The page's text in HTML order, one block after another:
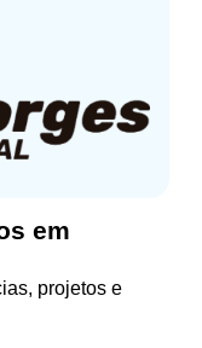
em
projetos e